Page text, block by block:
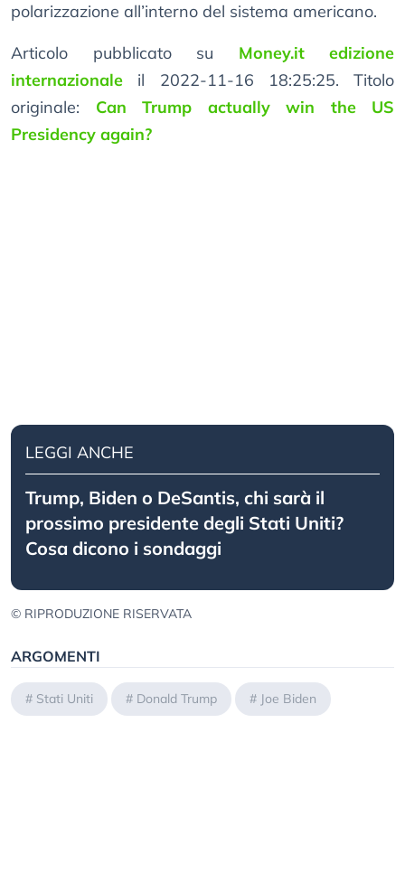
polarizzazione all’interno del sistema americano.
Articolo pubblicato su Money.it edizione
internazionale il 2022-11-16 18:25:25. Titolo
originale: Can Trump actually win the US
Presidency again?
LEGGI ANCHE
Trump, Biden o DeSantis, chi sarà il
prossimo presidente degli Stati Uniti?
Cosa dicono i sondaggi
© RIPRODUZIONE RISERVATA
ARGOMENTI
# Stati Uniti # Donald Trump # Joe Biden